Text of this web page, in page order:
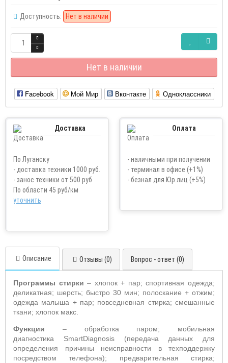
Доступность: Нет в наличии
Нет в наличии
Facebook Мой Мир Вконтакте Одноклассники
Доставка
По Луганску
- доставка техники 1000 руб.
- занос техники от 500 руб
По области 45 руб/км
уточнить
Оплата
- наличными при получении
- терминал в офисе (+1%)
- безнал для Юр.лиц (+5%)
Описание Отзывы (0) Вопрос - ответ (0)
Программы стирки– хлопок + пар; спортивная одежда;
деликатная; шерсть; быстро 30 мин; полоскание + отжим;
одежда малыша + пар; повседневная стирка; смешанные
ткани; хлопок макс.
Функции – обработка паром; мобильная
диагностика SmartDiagnosis(передача данных для
определения причины неисправности в техподдержку
посредством телефона); предварительная стирка;